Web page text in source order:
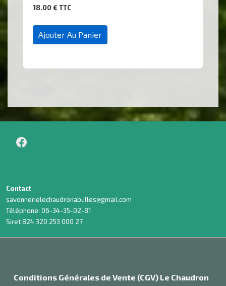
18.00 € TTC
Ajouter Au Panier
Contact
savonnerielechaudronabulles@gmail.com
Téléphone: 06-34-35-02-81
Siret 824 320 253 000 27
Conditions Générales de Vente (CGV) Le Chaudron